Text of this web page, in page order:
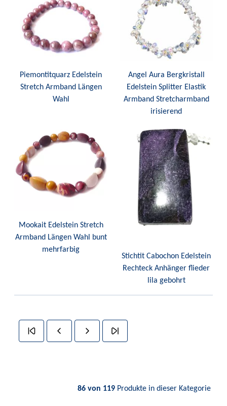
Piemontitquarz Edelstein
Stretch Armband Längen
Wahl
Angel Aura Bergkristall
Edelstein Splitter Elastik
Armband Stretcharmband
irisierend
Mookait Edelstein Stretch
Armband Längen Wahl bunt
mehrfarbig
Stichtit Cabochon Edelstein
Rechteck Anhänger flieder
lila gebohrt
86 von 119 Produkte in dieser Kategorie